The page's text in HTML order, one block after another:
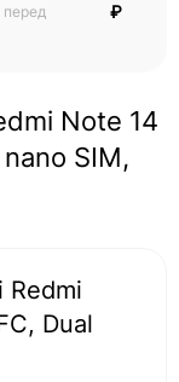
перед
₽
Note 14
SIM,
Dual